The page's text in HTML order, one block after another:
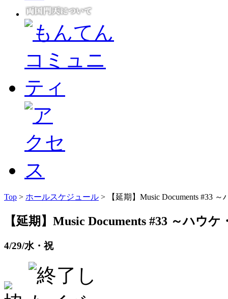
Top > ホールスケジュール > 【延期】Music Documents #33
【延期】Music Documents #33 ～ハウ
4/29/水・祝